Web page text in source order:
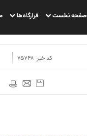
صفحه نخست قرارگاه‌ها
کد خبر: ۷۵۷۴۸